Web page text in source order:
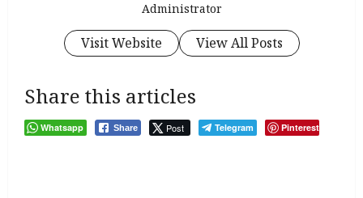
Administrator
Visit Website View All Posts
Share this articles
Whatsapp Share Post Telegram Pinterest